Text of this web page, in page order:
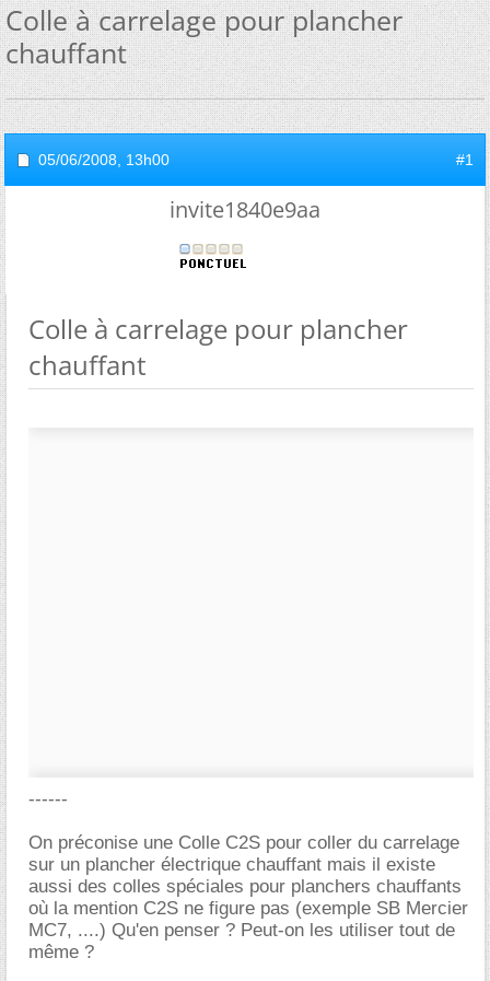
Colle à carrelage pour plancher
chauffant
05/06/2008, 13h00 #1
invite1840e9aa
Colle à carrelage pour plancher
chauffant
------
On préconise une Colle C2S pour coller du carrelage
sur un plancher électrique chauffant mais il existe
aussi des colles spéciales pour planchers chauffants
où la mention C2S ne figure pas (exemple SB Mercier
MC7, ....) Qu'en penser ? Peut-on les utiliser tout de
même ?